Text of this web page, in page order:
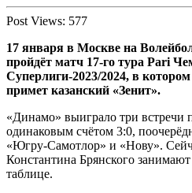
Post Views: 577
17 января в Москве на
пройдёт матч 17-го тура Pari
Суперлиги-2023/2024, в
примет казанский «Зенит».
«Динамо» выиграло три встречи
одинаковым счётом 3:0,
«Югру-Самотлор» и «Нову».
Константина Брянского
таблице.